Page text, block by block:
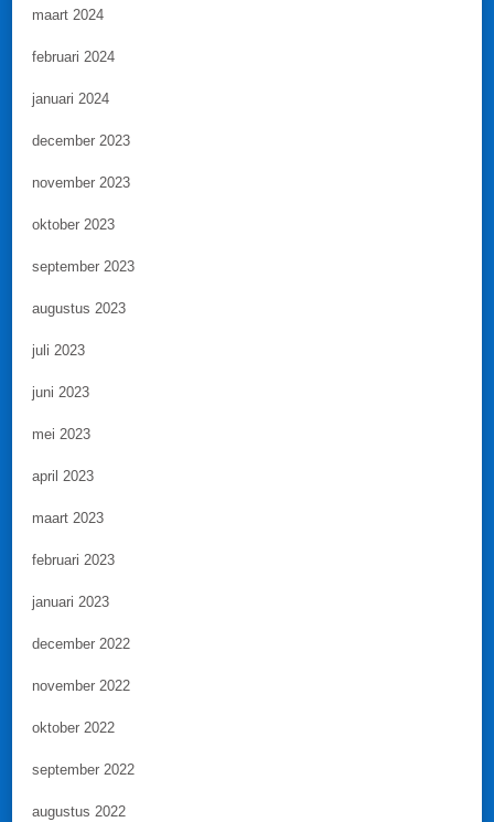
maart 2024
februari 2024
januari 2024
december 2023
november 2023
oktober 2023
september 2023
augustus 2023
juli 2023
juni 2023
mei 2023
april 2023
maart 2023
februari 2023
januari 2023
december 2022
november 2022
oktober 2022
september 2022
augustus 2022